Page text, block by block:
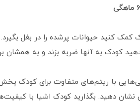
کمک کنید حیوانات پرشده را در بغل
کودک به آنها ضربه بزند و به همشان
با ریتم‌های متفاوت برای کودک پخش
نشان دهید. بگذارید کودک اشیا با